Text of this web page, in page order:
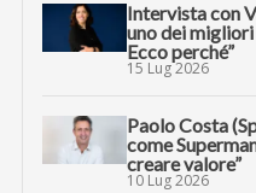
Intervista con
uno dei
Ecco perché”
15 Lug 2026
Paolo Costa
come
creare valore”
10 Lug 2026